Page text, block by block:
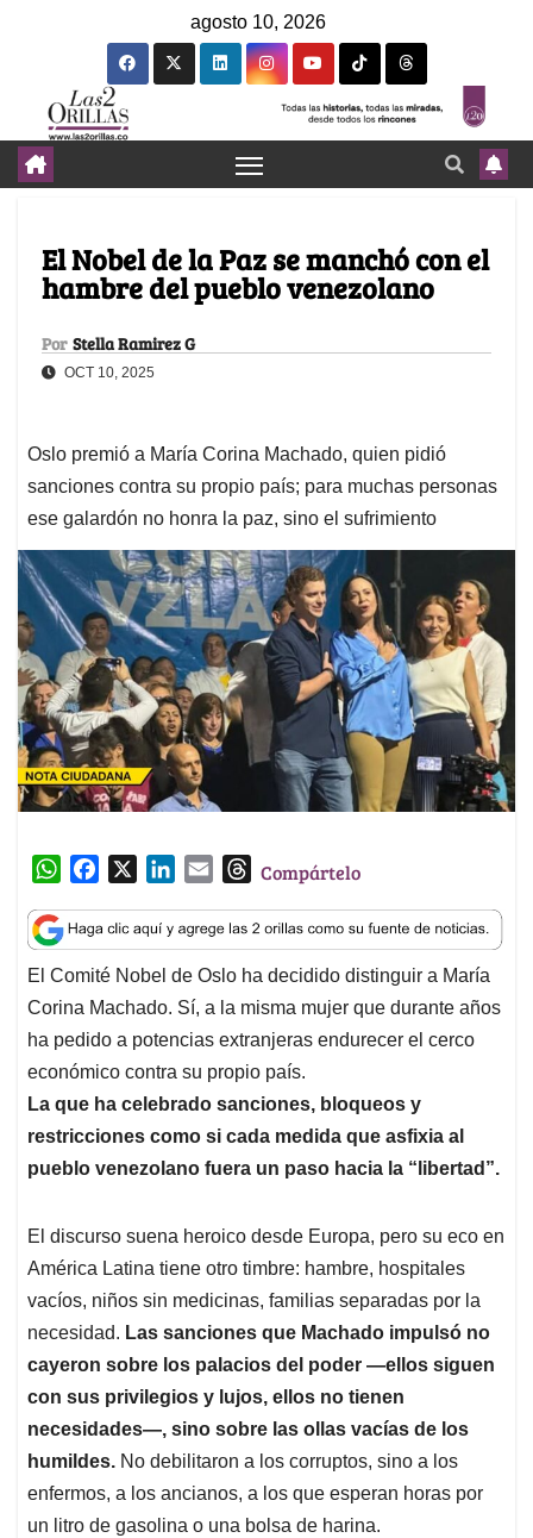
agosto 10, 2026
El Nobel de la Paz se manchó con el
hambre del pueblo venezolano
Por Stella Ramirez G
OCT 10, 2025
Oslo premió a María Corina Machado, quien pidió
sanciones contra su propio país; para muchas personas
ese galardón no honra la paz, sino el sufrimiento
W
a
t
s
A
p
p
c
e
b
o
o
k
n
k
e
d
I
n
a
i
l
T
r
e
a
d
s
Compártelo
El Comité Nobel de Oslo ha decidido distinguir a María
Corina Machado. Sí, a la misma mujer que durante años
ha pedido a potencias extranjeras endurecer el cerco
económico contra su propio país.
La que ha celebrado sanciones, bloqueos y
restricciones como si cada medida que asfixia al
pueblo venezolano fuera un paso hacia la “libertad”.
El discurso suena heroico desde Europa, pero su eco en
América Latina tiene otro timbre: hambre, hospitales
vacíos, niños sin medicinas, familias separadas por la
necesidad. Las sanciones que Machado impulsó no
cayeron sobre los palacios del poder —ellos siguen
con sus privilegios y lujos, ellos no tienen
necesidades—, sino sobre las ollas vacías de los
humildes. No debilitaron a los corruptos, sino a los
enfermos, a los ancianos, a los que esperan horas por
un litro de gasolina o una bolsa de harina.